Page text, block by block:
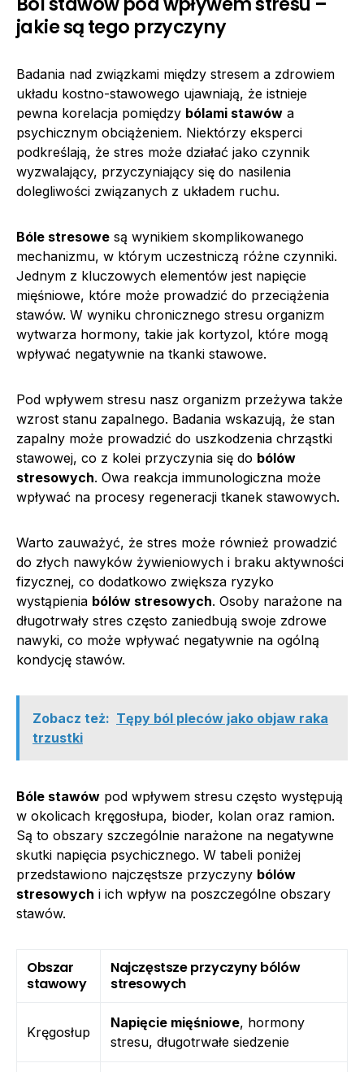
jakie są tego przyczyny
Badania nad związkami między stresem a zdrowiem
układu kostno-stawowego ujawniają, że istnieje
pewna korelacja pomiędzy bólami stawów a
psychicznym obciążeniem. Niektórzy eksperci
podkreślają, że stres może działać jako czynnik
wyzwalający, przyczyniający się do nasilenia
dolegliwości związanych z układem ruchu.
Bóle stresowe są wynikiem skomplikowanego
mechanizmu, w którym uczestniczą różne czynniki.
Jednym z kluczowych elementów jest napięcie
mięśniowe, które może prowadzić do przeciążenia
stawów. W wyniku chronicznego stresu organizm
wytwarza hormony, takie jak kortyzol, które mogą
wpływać negatywnie na tkanki stawowe.
Pod wpływem stresu nasz organizm przeżywa także
wzrost stanu zapalnego. Badania wskazują, że stan
zapalny może prowadzić do uszkodzenia chrząstki
stawowej, co z kolei przyczynia się do bólów
stresowych. Owa reakcja immunologiczna może
wpływać na procesy regeneracji tkanek stawowych.
Warto zauważyć, że stres może również prowadzić
do złych nawyków żywieniowych i braku aktywności
fizycznej, co dodatkowo zwiększa ryzyko
wystąpienia bólów stresowych. Osoby narażone na
długotrwały stres często zaniedbują swoje zdrowe
nawyki, co może wpływać negatywnie na ogólną
kondycję stawów.
Zobacz też: Tępy ból pleców jako objaw raka
trzustki
Bóle stawów pod wpływem stresu często występują
w okolicach kręgosłupa, bioder, kolan oraz ramion.
Są to obszary szczególnie narażone na negatywne
skutki napięcia psychicznego. W tabeli poniżej
przedstawiono najczęstsze przyczyny bólów
stresowych i ich wpływ na poszczególne obszary
stawów.
Obszar
stawowy
Najczęstsze przyczyny bólów
stresowych
Kręgosłup
Napięcie mięśniowe, hormony
stresu, długotrwałe siedzenie